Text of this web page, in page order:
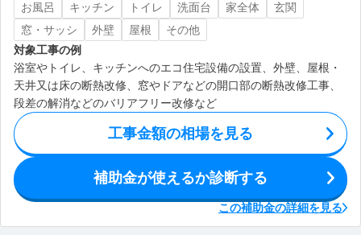
お風呂
キッチン トイレ 洗面台 家全体
玄関
窓・サッシ
外壁 屋根
その他
対象工事の例
浴室やトイレ、キッチンへのエコ住宅設備の設置、外壁、屋根・
天井又は床の断熱改修、窓やドアなどの開口部の断熱改修工事、
段差の解消などのバリアフリー改修など
工事金額の相場を見る
補助金が使えるか診断する
この補助金の詳細を見る